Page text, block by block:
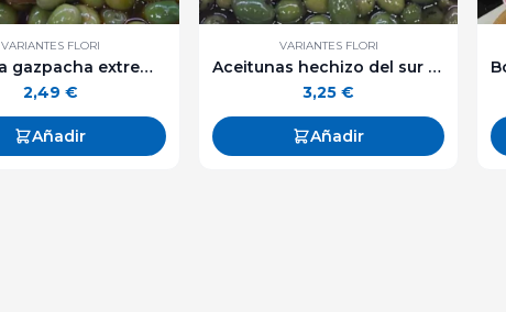
VARIANTES FLORI
Aceituna gazpacha extremeña - 250 g. aprox
2,49 €
Añadir
VARIANTES FLORI
Aceitunas hechizo del sur - 250 g. aprox.
3,25€
Añadir